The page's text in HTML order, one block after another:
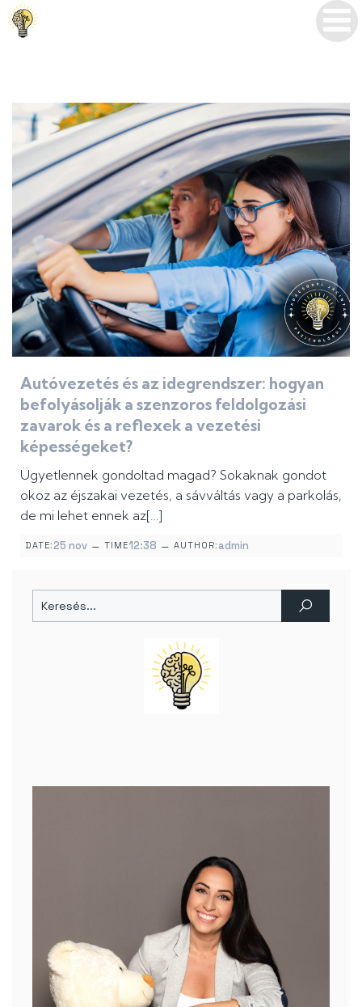
Autóvezetés és az idegrendszer: hogyan
befolyásolják a szenzoros feldolgozási
zavarok és a reflexek a vezetési
képességeket?
Ügyetlennek gondoltad magad? Sokaknak gondot
okoz az éjszakai vezetés, a sávváltás vagy a parkolás,
de mi lehet ennek az[…]
DATE:25 nov – TIME12:38 – AUTHOR: admin